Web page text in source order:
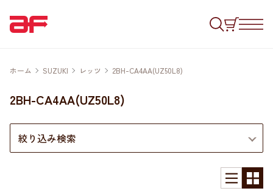
ホーム SUZUKI レッツ 2BH-CA4AA(UZ50L8)
2BH-CA4AA(UZ50L8)
絞り込み検索